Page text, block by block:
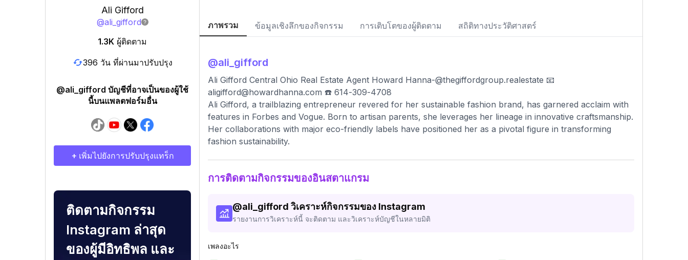
Ali Gifford
@ali_gifford
1.3K ผู้ติดตาม
396 วัน ที่ผ่านมาปรับปรุง
@ali_gifford บัญชีที่อาจเป็นของผู้ใช้
นี้บนแพลตฟอร์มอื่น
+ เพิ่มไปยังการปรับปรุงแทร็ก
ติดตามกิจกรรม
Instagram ล่าสุด
ของผู้มีอิทธิพล และ
ภาพรวม ข้อมูลเชิงลึกของกิจกรรม การเติบโตของผู้ติดตาม สถิติทางประวัติศาสตร์
@ali_gifford
Ali Gifford Central Ohio Real Estate Agent Howard Hanna-@thegiffordgroup.realestate 📧
aligifford@howardhanna.com ☎️ 614-309-4708
Ali Gifford, a trailblazing entrepreneur revered for her sustainable fashion brand, has garnered acclaim with
features in Forbes and Vogue. Born to artisan parents, she leverages her lineage in innovative craftsmanship.
Her collaborations with major eco-friendly labels have positioned her as a pivotal figure in transforming
fashion sustainability.
การติดตามกิจกรรมของอินสตาแกรม
@ali_gifford วิเคราะห์กิจกรรมของ Instagram
รายงานการวิเคราะห์นี้ จะติดตาม และวิเคราะห์บัญชีในหลายมิติ
เพลงอะไร